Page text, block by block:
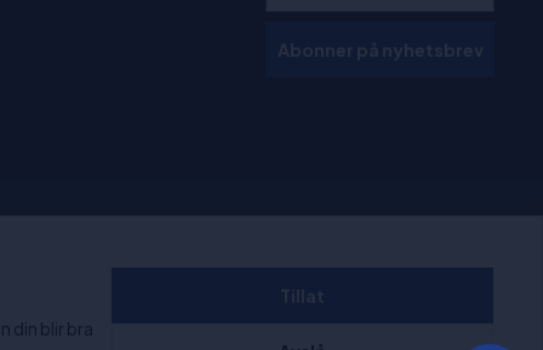
din blir bra